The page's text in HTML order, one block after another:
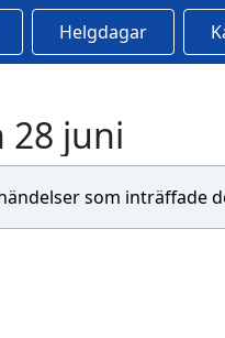
Helgdagar
28 juni
som inträffade